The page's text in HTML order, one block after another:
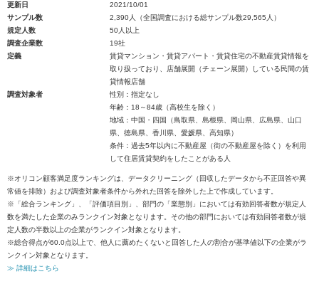
更新日
2021/10/01
サンプル数
2,390人（全国調査における総サンプル数29,565人）
規定人数
50人以上
調査企業数
19社
定義
賃貸マンション・賃貸アパート・賃貸住宅の不動産賃貸情報を
取り扱っており、店舗展開（チェーン展開）している民間の賃
貸情報店舗
調査対象者
性別：指定なし
年齢：18～84歳（高校生を除く）
地域：中国・四国（鳥取県、島根県、岡山県、広島県、山口
県、徳島県、香川県、愛媛県、高知県）
条件：過去5年以内に不動産屋（街の不動産屋を除く）を利用
して住居賃貸契約をしたことがある人
※オリコン顧客満足度ランキングは、データクリーニング（回収したデータから不正回答や異
常値を排除）および調査対象者条件から外れた回答を除外した上で作成しています。
※「総合ランキング」、「評価項目別」、部門の「業態別」においては有効回答者数が規定人
数を満たした企業のみランクイン対象となります。その他の部門においては有効回答者数が規
定人数の半数以上の企業がランクイン対象となります。
※総合得点が60.0点以上で、他人に薦めたくないと回答した人の割合が基準値以下の企業がラ
ンクイン対象となります。
≫ 詳細はこちら